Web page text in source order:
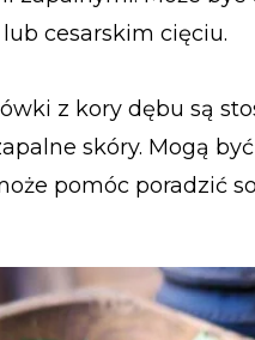
cesarskim cięciu.
z kory dębu są
skóry. Mogą
pomóc poradzić